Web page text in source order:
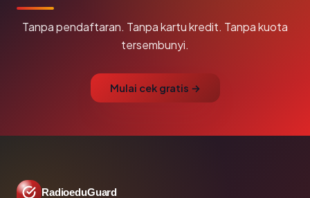
Tanpa pendaftaran. Tanpa kartu kredit. Tanpa kuota
tersembunyi.
Mulai cek gratis →
RadioeduGuard